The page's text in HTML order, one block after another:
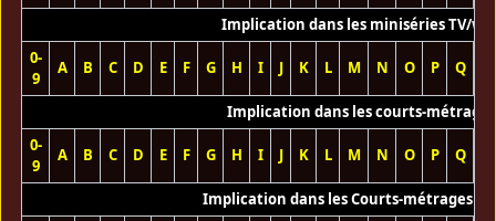
Implication dans les miniséries TV/
0-
9
A B C D E F G H I J K L M N O P Q
Implication dans les courts-métrages
0-
9
A B C D E F G H I J K L M N O P Q
Implication dans les Courts-métrages